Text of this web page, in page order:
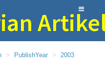
Sumatera Selatan
PublishYear
2003